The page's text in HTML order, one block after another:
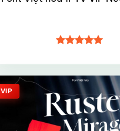
hạng4.95
VIP